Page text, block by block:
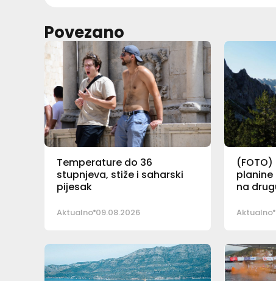
Povezano
Temperature do 36
stupnjeva, stiže i saharski
pijesak
Aktualno 09.08.2026
(FOTO)
planine
na
Aktualno